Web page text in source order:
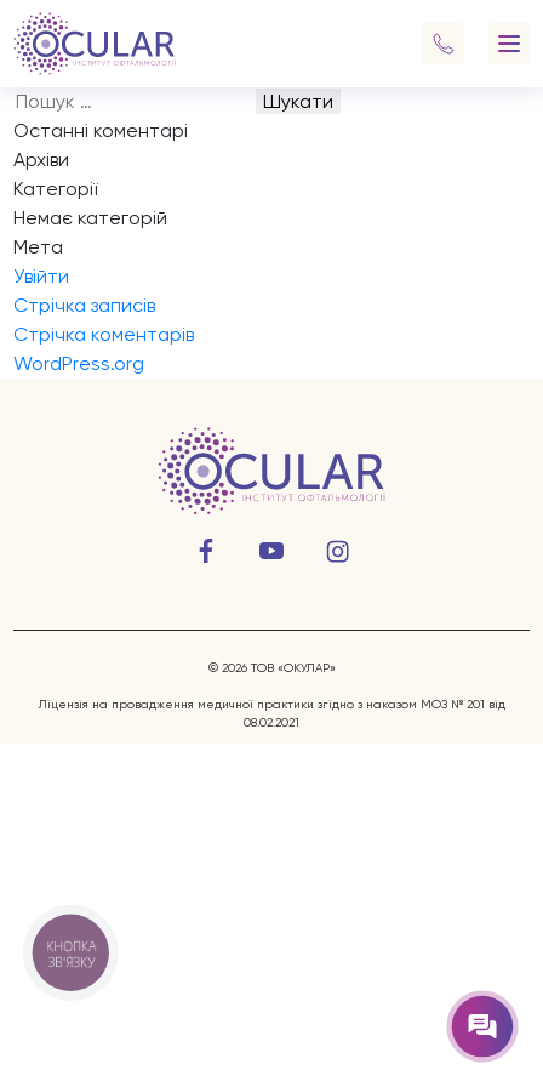
Запис на прийом
Навігація
записів
Previous:
Запис на прийом
Next: Запис на прийом
Пошук:
Останні коментарі
Архіви
Категорії
Немає категорій
Мета
Увійти
Стрічка записів
Стрічка коментарів
WordPress.org
© 2026 ТОВ «ОКУЛАР»
Ліцензія на провадження медичної практики згідно з наказом МОЗ № 201 від
08.02.2021
КНОПКА
ЗВ'ЯЗКУ